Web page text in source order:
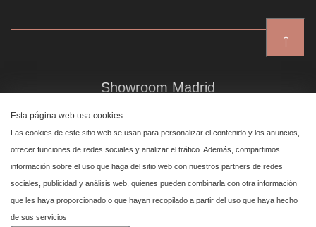
↑
Showroom Madrid
Plaza de Canalejas 6, 4 izq
Centro, 28014 Madrid
Showroom Marbella
Polígono Industrial de San Pedro de Alcántara,
calle Reino Unido, primera planta nave 24, 29670 Marbella
Esta página web usa cookies
Las cookies de este sitio web se usan para personalizar el contenido y los anuncios,
ofrecer funciones de redes sociales y analizar el tráfico. Además, compartimos
información sobre el uso que haga del sitio web con nuestros partners de redes
sociales, publicidad y análisis web, quienes pueden combinarla con otra información
que les haya proporcionado o que hayan recopilado a partir del uso que haya hecho
de sus servicios